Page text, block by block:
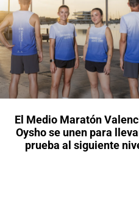
El Medio Maratón
Oysho se unen para
prueba al siguiente